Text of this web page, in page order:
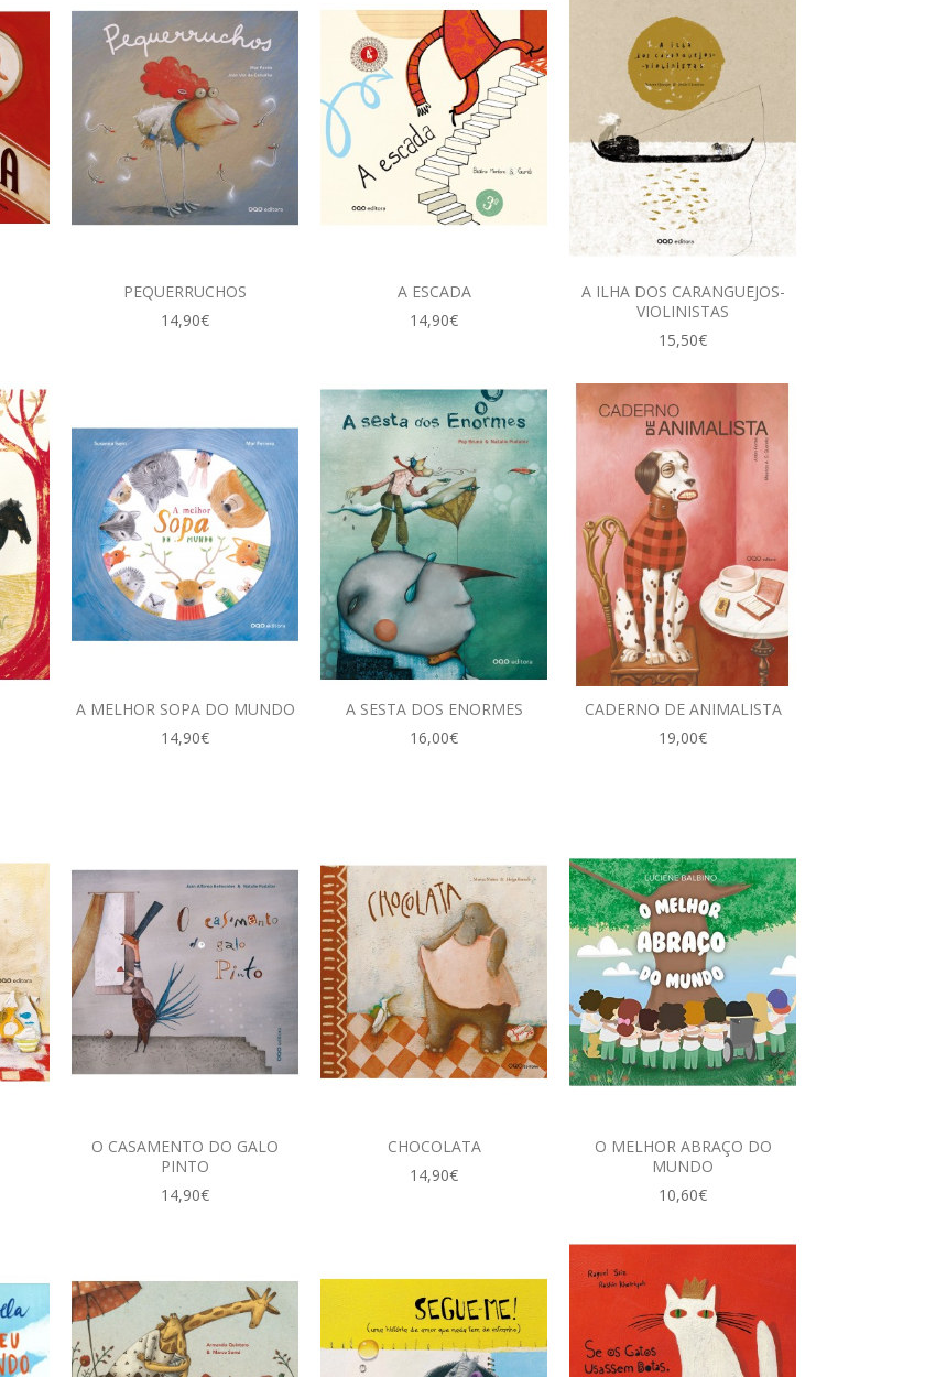
PEQUERRUCHOS
14,90€
A ESCADA
14,90€
A ILHA DOS CARANGUEJOS-
VIOLINISTAS
15,50€
A MELHOR SOPA DO MUNDO
14,90€
A SESTA DOS ENORMES
16,00€
CADERNO DE ANIMALISTA
19,00€
O CASAMENTO DO GALO
PINTO
14,90€
CHOCOLATA
14,90€
O MELHOR ABRAÇO DO
MUNDO
10,60€